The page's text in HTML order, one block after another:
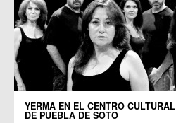
YERMA EN EL CENTRO CULTURAL
DE PUEBLA DE SOTO